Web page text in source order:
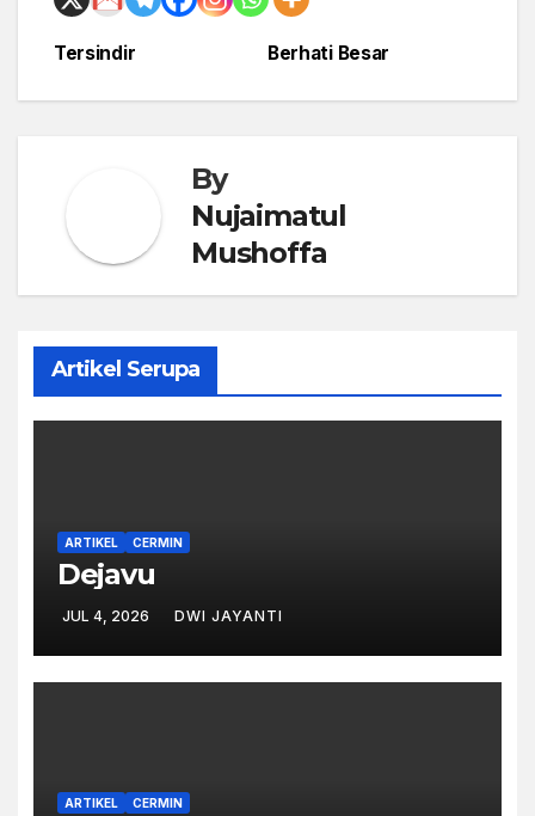
Post
navigation
Berhati Besar
Tersindir
By
Nujaimatul
Mushoffa
Artikel Serupa
ARTIKEL CERMIN
Dejavu
JUL 4, 2026 DWI JAYANTI
ARTIKEL CERMIN